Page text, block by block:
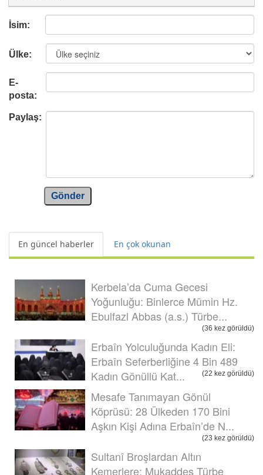
İsim:
Ülke:
E-
posta:
Paylaş:
Gönder
En güncel haberler En çok okunan
Kerbela’da Cuma Gecesi
Yoğunluğu: Binlerce Mümin Hz.
Ebulfazl Abbas (a.s.) Türbe...
(36 kez görüldü)
Erbaîn Yolculuğunda Kadın Eli:
Erbaîn Seferberliğine 4 Bin 489
Kadın Gönüllü Kat...
(22 kez görüldü)
Mesafe Tanımayan Gönül
Köprüsü: 28 Ülkeden 170 Bini
Aşkın Kişi Adına Erbaîn’de N...
(23 kez görüldü)
Sultanî Broşlardan Altın
Kemerlere: Mukaddes Türbe